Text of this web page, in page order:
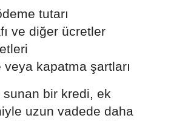
tutarı
ve diğer ücretler
kapatma şartları
sunan bir kredi, ek
uzun vadede daha